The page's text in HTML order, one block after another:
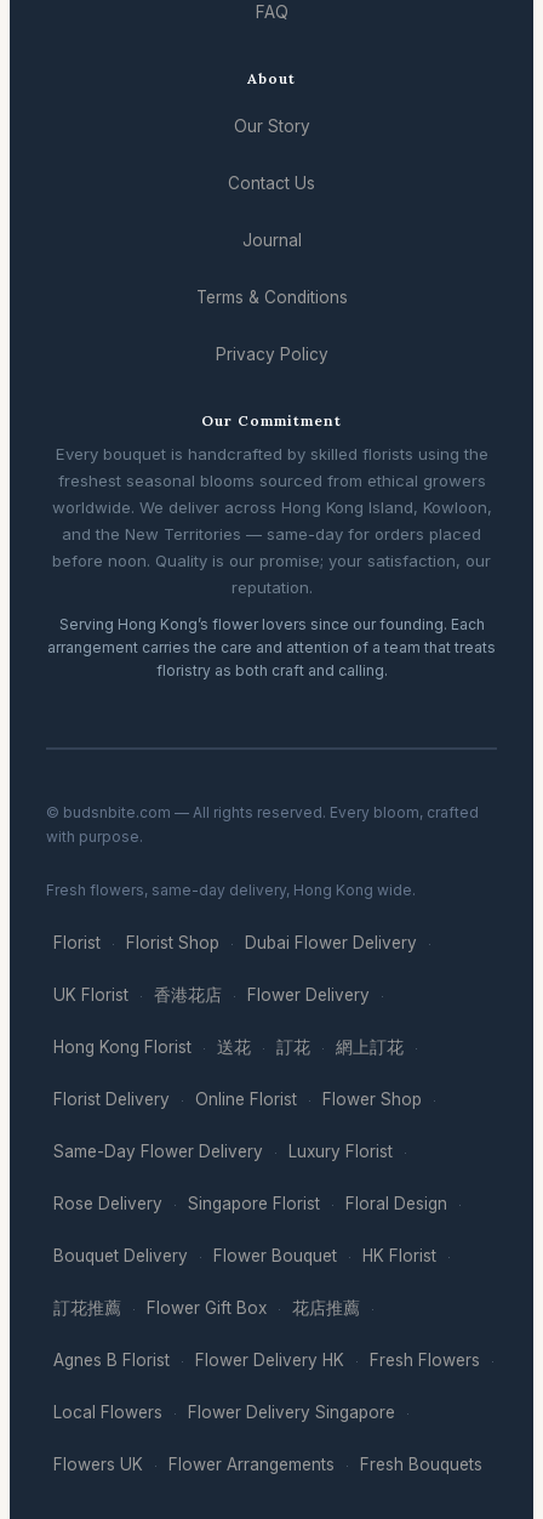
FAQ
About
Our Story
Contact Us
Journal
Terms & Conditions
Privacy Policy
Our Commitment
Every bouquet is handcrafted by skilled florists using the
freshest seasonal blooms sourced from ethical growers
worldwide. We deliver across Hong Kong Island, Kowloon,
and the New Territories — same-day for orders placed
before noon. Quality is our promise; your satisfaction, our
reputation.
Serving Hong Kong’s flower lovers since our founding. Each
arrangement carries the care and attention of a team that treats
floristry as both craft and calling.
© budsnbite.com — All rights reserved. Every bloom, crafted
with purpose.
Fresh flowers, same-day delivery, Hong Kong wide.
Florist · Florist Shop · Dubai Flower Delivery ·
UK Florist · 香港花店 · Flower Delivery ·
Hong Kong Florist · 送花 · 訂花 · 網上訂花 ·
Florist Delivery · Online Florist · Flower Shop ·
Same-Day Flower Delivery · Luxury Florist ·
Rose Delivery · Singapore Florist · Floral Design ·
Bouquet Delivery · Flower Bouquet · HK Florist ·
訂花推薦 · Flower Gift Box · 花店推薦 ·
Agnes B Florist · Flower Delivery HK · Fresh Flowers ·
Local Flowers · Flower Delivery Singapore ·
Flowers UK · Flower Arrangements · Fresh Bouquets